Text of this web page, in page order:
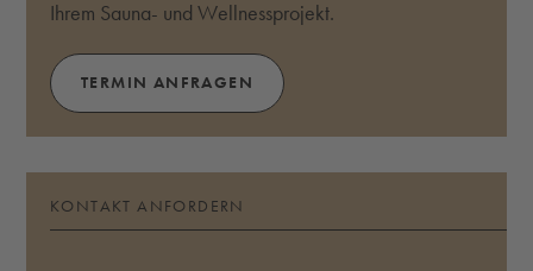
Ihrem Sauna- und Wellnessprojekt.
TERMIN ANFRAGEN
KONTAKT ANFORDERN